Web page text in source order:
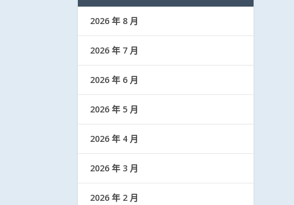
2026 年 8 月
2026 年 7 月
2026 年 6 月
2026 年 5 月
2026 年 4 月
2026 年 3 月
2026 年 2 月